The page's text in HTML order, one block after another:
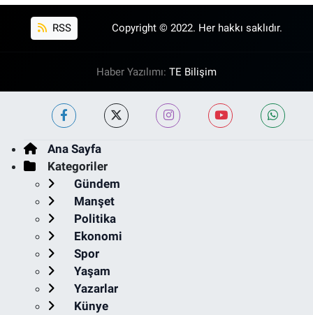
RSS Copyright © 2022. Her hakkı saklıdır.
Haber Yazılımı: TE Bilişim
Ana Sayfa
Kategoriler
Gündem
Manşet
Politika
Ekonomi
Spor
Yaşam
Yazarlar
Künye